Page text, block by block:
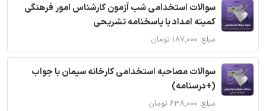
سوالات استخدامی شب آزمون کارشناس امور فرهنگی
کمیته امداد با پاسخنامه تشریحی
مبلغ: ۱۸۷,۰۰۰ تومان
سوالات مصاحبه استخدامی کارخانه سیمان با جواب
(+درسنامه)
مبلغ: ۶۳۸,۰۰۰ تومان